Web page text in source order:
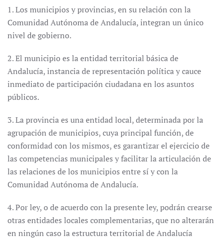
1. Los municipios y provincias, en su relación con la
Comunidad Autónoma de Andalucía, integran un único
nivel de gobierno.
2. El municipio es la entidad territorial básica de
Andalucía, instancia de representación política y cauce
inmediato de participación ciudadana en los asuntos
públicos.
3. La provincia es una entidad local, determinada por la
agrupación de municipios, cuya principal función, de
conformidad con los mismos, es garantizar el ejercicio de
las competencias municipales y facilitar la articulación de
las relaciones de los municipios entre sí y con la
Comunidad Autónoma de Andalucía.
4. Por ley, o de acuerdo con la presente ley, podrán crearse
otras entidades locales complementarias, que no alterarán
en ningún caso la estructura territorial de Andalucía